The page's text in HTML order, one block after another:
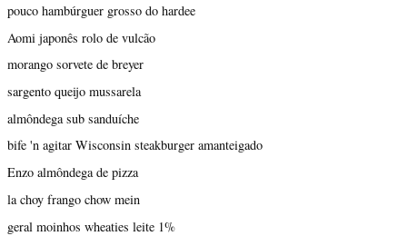
pouco hambúrguer grosso do hardee
Aomi japonês rolo de vulcão
morango sorvete de breyer
sargento queijo mussarela
almôndega sub sanduíche
bife 'n agitar Wisconsin steakburger amanteigado
Enzo almôndega de pizza
la choy frango chow mein
geral moinhos wheaties leite 1%